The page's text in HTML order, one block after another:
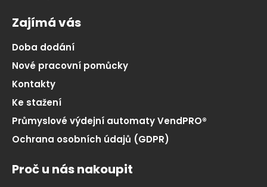
Zajímá vás
Doba dodání
Nové pracovní pomůcky
Kontakty
Ke stažení
Průmyslové výdejní automaty VendPRO®
Ochrana osobních údajů (GDPR)
Proč u nás nakoupit